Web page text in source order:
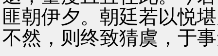
匪朝伊夕。朝廷若以悦
不然，则终致猜虞，于